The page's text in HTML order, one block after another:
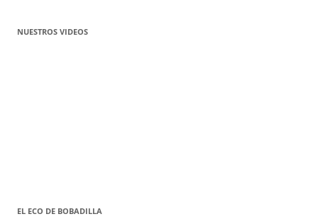
NUESTROS VIDEOS
EL ECO DE BOBADILLA